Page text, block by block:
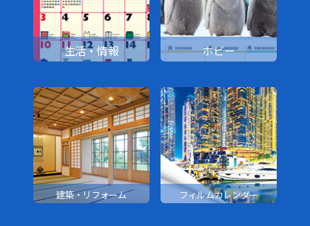
生活・情報 ホビー
建築・リフォーム フィルムカレンダー